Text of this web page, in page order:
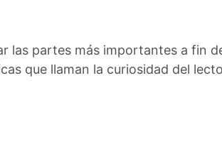
las partes más importantes a fin
que llaman la curiosidad del